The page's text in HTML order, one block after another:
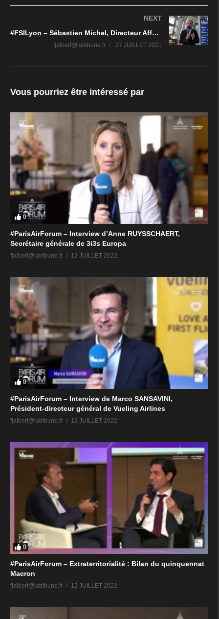
NEXT
#FSILyon – Sébastien Michel, Directeur Affaires Publiques, Viatris
fjalbert@latribune.fr 27 JUILLET 2021
Vous pourriez être intéressé par
0
#ParisAirForum – Interview d’Anne RUYSSCHAERT,
Secrétaire générale de 3i3s Europa
fjalbert@latribune.fr 12 JUILLET 2022
0
#ParisAirForum – Interview de Marco SANSAVINI,
Président-directeur général de Vueling Airlines
fjalbert@latribune.fr 12 JUILLET 2022
0
#ParisAirForum – Extraterritorialité : Bilan du quinquennat
Macron
fjalbert@latribune.fr 12 JUILLET 2022